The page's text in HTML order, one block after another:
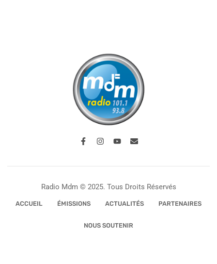
Radio Mdm © 2025. Tous Droits Réservés
ACCUEIL ÉMISSIONS ACTUALITÉS PARTENAIRES
NOUS SOUTENIR